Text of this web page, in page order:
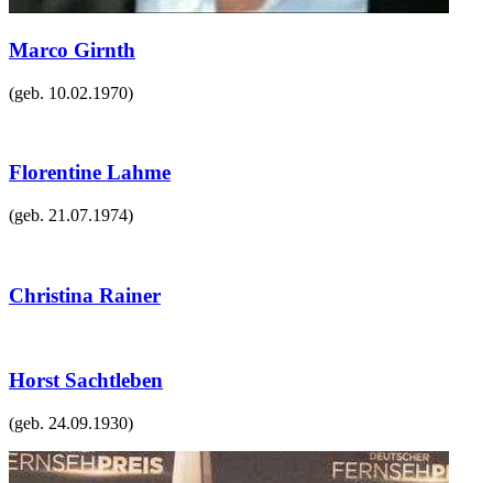
Marco Girnth
(geb. 10.02.1970)
Florentine Lahme
(geb. 21.07.1974)
Christina Rainer
Horst Sachtleben
(geb. 24.09.1930)